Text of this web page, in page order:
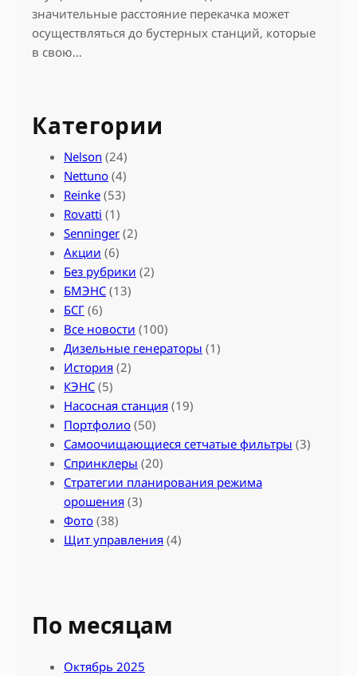
значительные расстояние перекачка может
осуществляться до бустерных станций, которые
в свою…
Категории
Nelson (24)
Nettuno (4)
Reinke (53)
Rovatti (1)
Senninger (2)
Акции (6)
Без рубрики (2)
БМЭНС (13)
БСГ (6)
Все новости (100)
Дизельные генераторы (1)
История (2)
КЭНС (5)
Насосная станция (19)
Портфолио (50)
Самоочищающиеся сетчатые фильтры (3)
Спринклеры (20)
Стратегии планирования режима
орошения (3)
Фото (38)
Щит управления (4)
По месяцам
Октябрь 2025